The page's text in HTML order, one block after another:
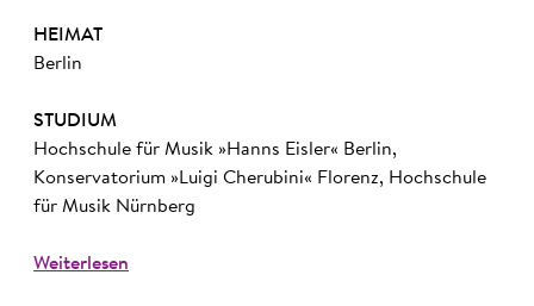
HEIMAT
Berlin
STUDIUM
Hochschule für Musik »Hanns Eisler« Berlin,
Konservatorium »Luigi Cherubini« Florenz, Hochschule
für Musik Nürnberg
Weiterlesen